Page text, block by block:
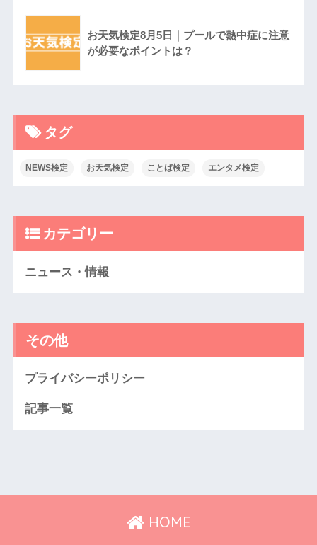
お天気検定8月5日｜プールで熱中症に注意
が必要なポイントは？
タグ
NEWS検定 お天気検定 ことば検定 エンタメ検定
カテゴリー
ニュース・情報
その他
プライバシーポリシー
記事一覧
HOME